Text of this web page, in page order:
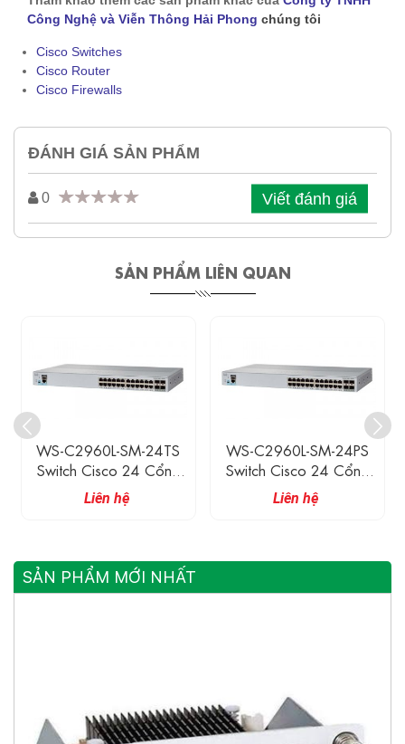
Công Nghệ và Viễn Thông Hải Phong chúng tôi
Cisco Switches
Cisco Router
Cisco Firewalls
ĐÁNH GIÁ SẢN PHẨM
0 Viết đánh giá
SẢN PHẨM LIÊN QUAN
WS-C2960L-SM-24TS
Switch Cisco 24 Cổng
Ethernet Gigabit, 4 Cổng
SFP Gigabit
Liên hệ
WS-C2960L-SM-24PS
Switch Cisco 24 Cổng
Ethernet Gigabit (có Hỗ
Trợ POE), 4 Cổng SFP
Liên hệ
SẢN PHẨM MỚI NHẤT